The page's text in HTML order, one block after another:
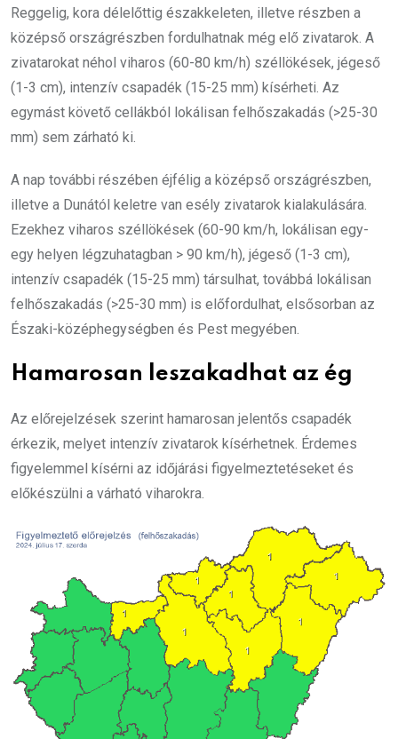
Reggelig, kora délelőttig északkeleten, illetve részben a
középső országrészben fordulhatnak még elő zivatarok. A
zivatarokat néhol viharos (60-80 km/h) széllökések, jégeső
(1-3 cm), intenzív csapadék (15-25 mm) kísérheti. Az
egymást követő cellákból lokálisan felhőszakadás (>25-30
mm) sem zárható ki.
A nap további részében éjfélig a középső országrészben,
illetve a Dunától keletre van esély zivatarok kialakulására.
Ezekhez viharos széllökések (60-90 km/h, lokálisan egy-
egy helyen légzuhatagban > 90 km/h), jégeső (1-3 cm),
intenzív csapadék (15-25 mm) társulhat, továbbá lokálisan
felhőszakadás (>25-30 mm) is előfordulhat, elsősorban az
Északi-középhegységben és Pest megyében.
Hamarosan leszakadhat az ég
Az előrejelzések szerint hamarosan jelentős csapadék
érkezik, melyet intenzív zivatarok kísérhetnek. Érdemes
figyelemmel kísérni az időjárási figyelmeztetéseket és
előkészülni a várható viharokra.